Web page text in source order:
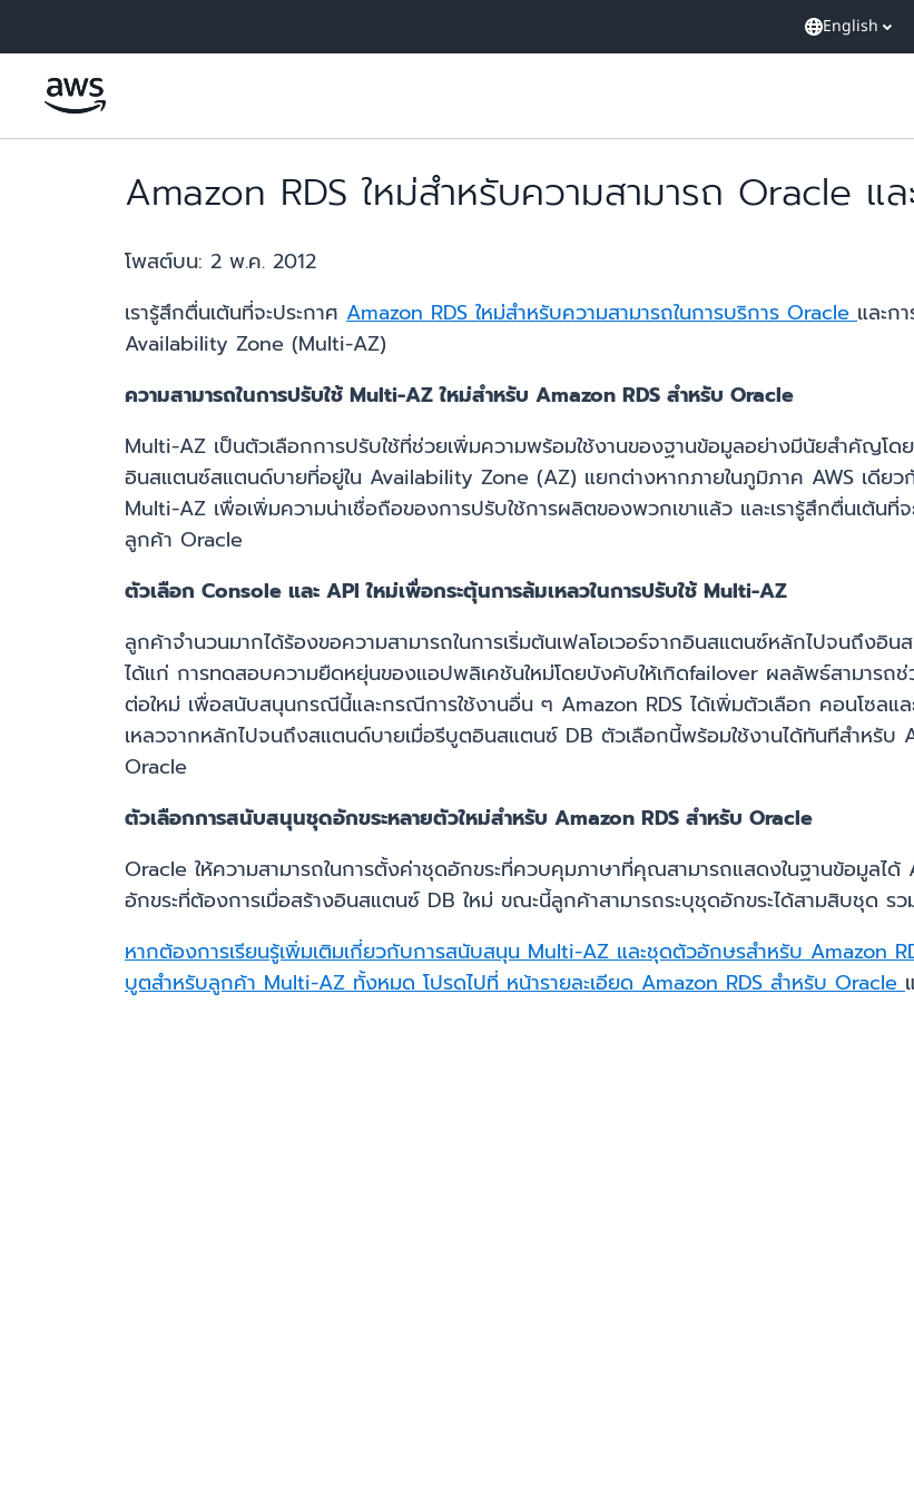
English
Amazon RDS ใหม่สำหรับความสามารถ Oracle แ
โพสต์บน: 2 พ.ค. 2012
เรารู้สึกตื่นเต้นที่จะประกาศ Amazon RDS ใหม่สำหรับความสามารถในการบริการ Oracleและก
Availability Zone (Multi-AZ)
ความสามารถในการปรับใช้ Multi-AZ ใหม่สำหรับ Amazon RDS สำหรับ Oracle
Multi-AZ เป็นตัวเลือกการปรับใช้ที่ช่วยเพิ่มความพร้อมใช้งานของฐานข้อมูลอย่างมีนัยสำคัญโ
อินสแตนซ์สแตนด์บายที่อยู่ใน Availability Zone (AZ) แยกต่างหากภายในภูมิภาค AWS เดียว
Multi-AZ เพื่อเพิ่มความน่าเชื่อถือของการปรับใช้การผลิตของพวกเขาแล้ว และเรารู้สึกตื่นเต้
ลูกค้า Oracle
ตัวเลือก Console และ API ใหม่เพื่อกระตุ้นการล้มเหลวในการปรับใช้ Multi-AZ
ลูกค้าจำนวนมากได้ร้องขอความสามารถในการเริ่มต้นเฟลโอเวอร์จากอินสแตนซ์หลักไปจนถึ
ได้แก่ การทดสอบความยืดหยุ่นของแอปพลิเคชันใหม่โดยบังคับให้เกิดfailover ผลลัพธ์สามารถ
ต่อใหม่ เพื่อสนับสนุนกรณีนี้และกรณีการใช้งานอื่น ๆ Amazon RDS ได้เพิ่มตัวเลือก คอนโซลแ
เหลวจากหลักไปจนถึงสแตนด์บายเมื่อรีบูตอินสแตนซ์ DB ตัวเลือกนี้พร้อมใช้งานได้ทันทีสำหรับ
Oracle
ตัวเลือกการสนับสนุนชุดอักขระหลายตัวใหม่สำหรับ Amazon RDS สำหรับ Oracle
Oracle ให้ความสามารถในการตั้งค่าชุดอักขระที่ควบคุมภาษาที่คุณสามารถแสดงในฐานข้อมูลไ
อักขระที่ต้องการเมื่อสร้างอินสแตนซ์ DB ใหม่ ขณะนี้ลูกค้าสามารถระบุชุดอักขระได้สามสิบชุด ร
หากต้องการเรียนรู้เพิ่มเติมเกี่ยวกับการสนับสนุน Multi-AZ และชุดตัวอักษรสำหรับ Amazon
บูตสำหรับลูกค้า Multi-AZ ทั้งหมด โปรดไปที่หน้ารายละเอียด Amazon RDS สำหรับ Oracle